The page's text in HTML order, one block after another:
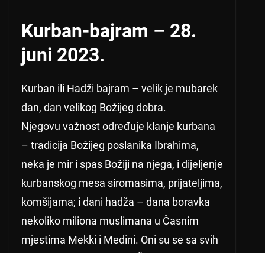
Kurban-bajram – 28.
juni 2023.
Kurban ili Hadži bajram – velik je mubarek
dan, dan velikog Božijeg dobra.
Njegovu važnost određuje klanje kurbana
– tradicija Božijeg poslanika Ibrahima,
neka je mir i spas Božiji na njega, i dijeljenje
kurbanskog mesa siromasima, prijateljima,
komšijama; i dani hadža – dana boravka
nekoliko miliona muslimana u Časnim
mjestima Mekki i Medini. Oni su se sa svih